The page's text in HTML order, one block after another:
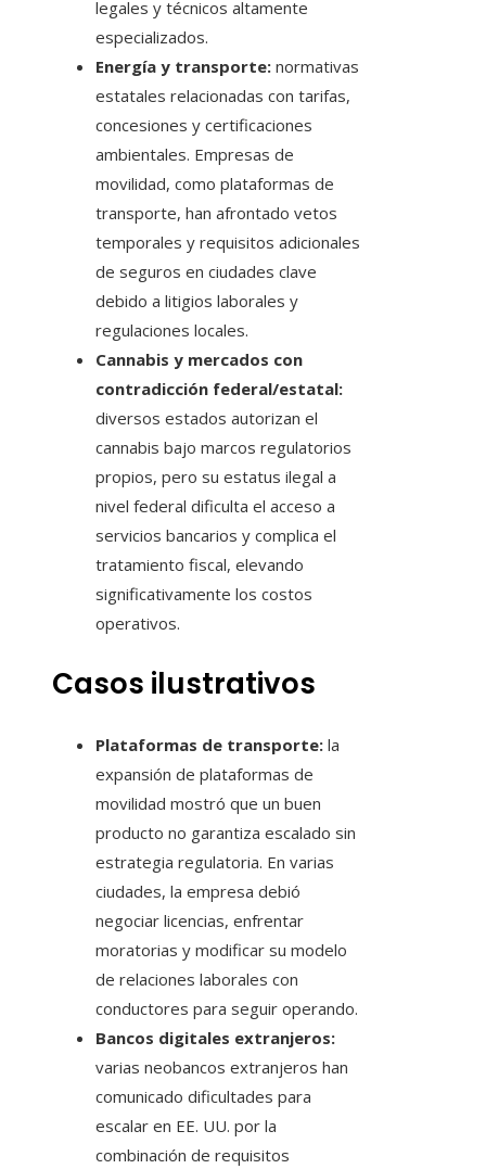
legales y técnicos altamente
especializados.
Energía y transporte: normativas
estatales relacionadas con tarifas,
concesiones y certificaciones
ambientales. Empresas de
movilidad, como plataformas de
transporte, han afrontado vetos
temporales y requisitos adicionales
de seguros en ciudades clave
debido a litigios laborales y
regulaciones locales.
Cannabis y mercados con
contradicción federal/estatal:
diversos estados autorizan el
cannabis bajo marcos regulatorios
propios, pero su estatus ilegal a
nivel federal dificulta el acceso a
servicios bancarios y complica el
tratamiento fiscal, elevando
significativamente los costos
operativos.
Casos ilustrativos
Plataformas de transporte: la
expansión de plataformas de
movilidad mostró que un buen
producto no garantiza escalado sin
estrategia regulatoria. En varias
ciudades, la empresa debió
negociar licencias, enfrentar
moratorias y modificar su modelo
de relaciones laborales con
conductores para seguir operando.
Bancos digitales extranjeros:
varias neobancos extranjeros han
comunicado dificultades para
escalar en EE. UU. por la
combinación de requisitos